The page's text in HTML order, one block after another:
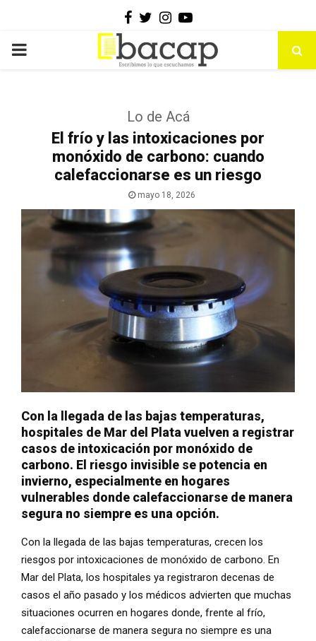
Facebook
Twitter
Instagram
Youtube
PRIMARY
Lo de Acá
El frío y las intoxicaciones por
monóxido de carbono: cuando
calefaccionarse es un riesgo
mayo 18, 2026
Con la llegada de las bajas temperaturas,
hospitales de Mar del Plata vuelven a registrar
casos de intoxicación por monóxido de
carbono. El riesgo invisible se potencia en
invierno, especialmente en hogares
vulnerables donde calefaccionarse de manera
segura no siempre es una opción.
Con la llegada de las bajas temperaturas, crecen los
riesgos por intoxicaciones de monóxido de carbono. En
Mar del Plata, los hospitales ya registraron decenas de
casos el año pasado y los médicos advierten que muchas
situaciones ocurren en hogares donde, frente al frío,
calefaccionarse de manera segura no siempre es una